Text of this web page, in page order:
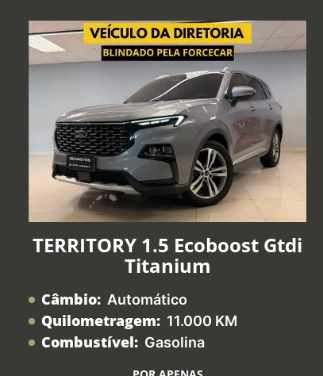
TERRITORY 1.5 Ecoboost Gtdi
Titanium
Câmbio: Automático
Quilometragem: 11.000 KM
Combustível: Gasolina